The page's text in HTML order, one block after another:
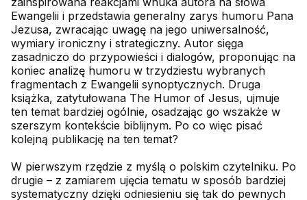
Ewangelii i przedstawia generalny zarys humoru Pana
Jezusa, zwracając uwagę na jego uniwersalność,
wymiary ironiczny i strategiczny. Autor sięga
zasadniczo do przypowieści i dialogów, proponując na
koniec analizę humoru w trzydziestu wybranych
fragmentach z Ewangelii synoptycznych. Druga
książka, zatytułowana The Humor of Jesus, ujmuje
ten temat bardziej ogólnie, osadzając go wszakże w
szerszym kontekście biblijnym. Po co więc pisać
kolejną publikację na ten temat?
W pierwszym rzędzie z myślą o polskim czytelniku. Po
drugie – z zamiarem ujęcia tematu w sposób bardziej
systematyczny dzięki odniesieniu się tak do pewnych